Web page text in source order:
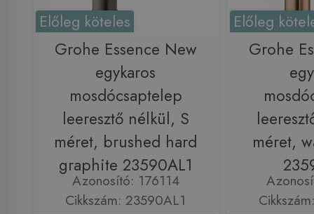
Előleg köteles
Grohe Essence New
egykaros
mosdócsaptelep
leeresztő nélkül, S
méret, brushed hard
graphite 23590AL1
Azonosító: 176114
Cikkszám: 23590AL1
Előleg
Grohe
méret,